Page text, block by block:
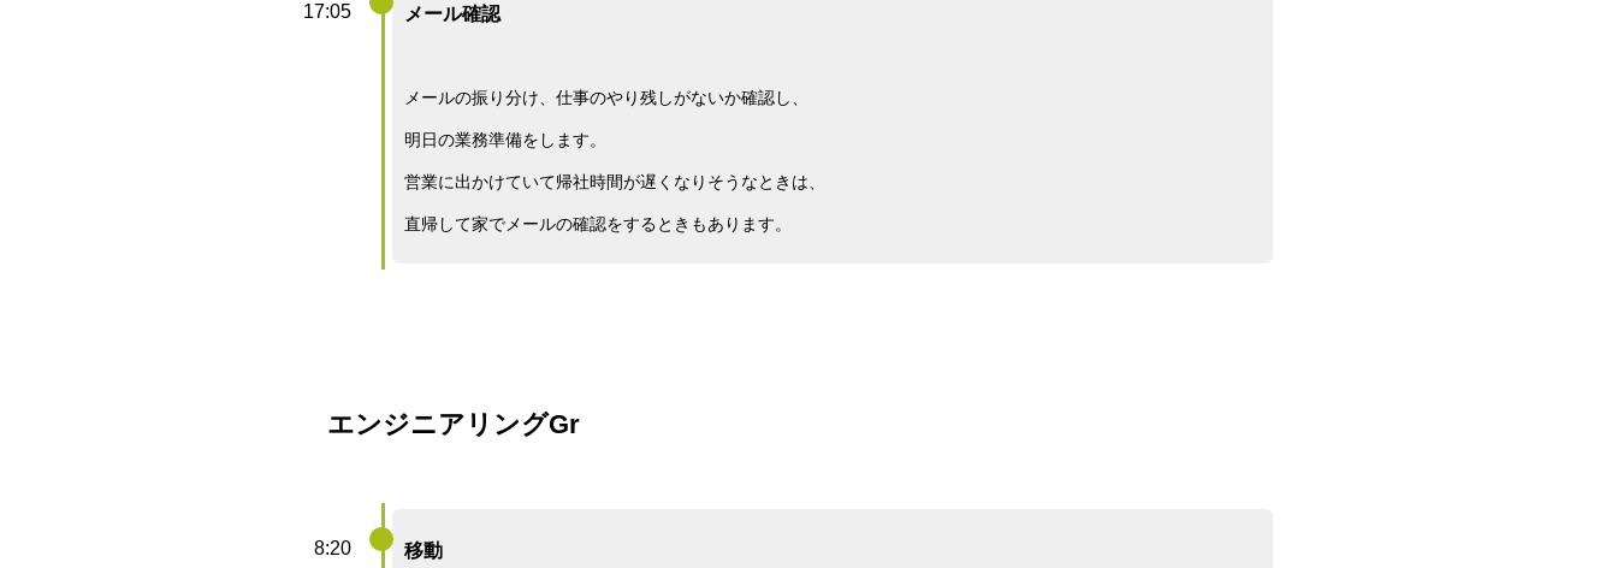
17:05 メール確認
メールの振り分け、仕事のやり残しがないか確認し、
明日の業務準備をします。
営業に出かけていて帰社時間が遅くなりそうなときは、
直帰して家でメールの確認をするときもあります。
エンジニアリングGr
8:20 移動